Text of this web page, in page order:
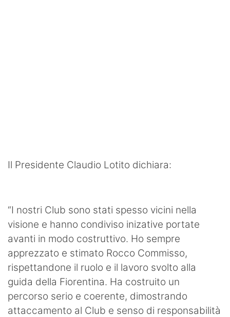
Il Presidente Claudio Lotito dichiara:
“I nostri Club sono stati spesso vicini nella
visione e hanno condiviso inizative portate
avanti in modo costruttivo. Ho sempre
apprezzato e stimato Rocco Commisso,
rispettandone il ruolo e il lavoro svolto alla
guida della Fiorentina. Ha costruito un
percorso serio e coerente, dimostrando
attaccamento al Club e senso di responsabilità